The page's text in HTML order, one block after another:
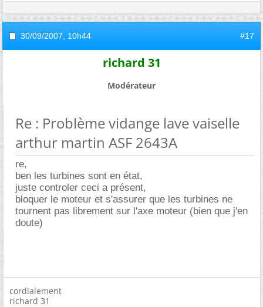
30/09/2007, 10h44 #17
richard 31
Modérateur
Re : Problème vidange lave vaiselle
arthur martin ASF 2643A
re,
ben les turbines sont en état,
juste controler ceci a présent,
bloquer le moteur et s'assurer que les turbines ne
tournent pas librement sur l'axe moteur (bien que j'en
doute)
cordialement
richard 31